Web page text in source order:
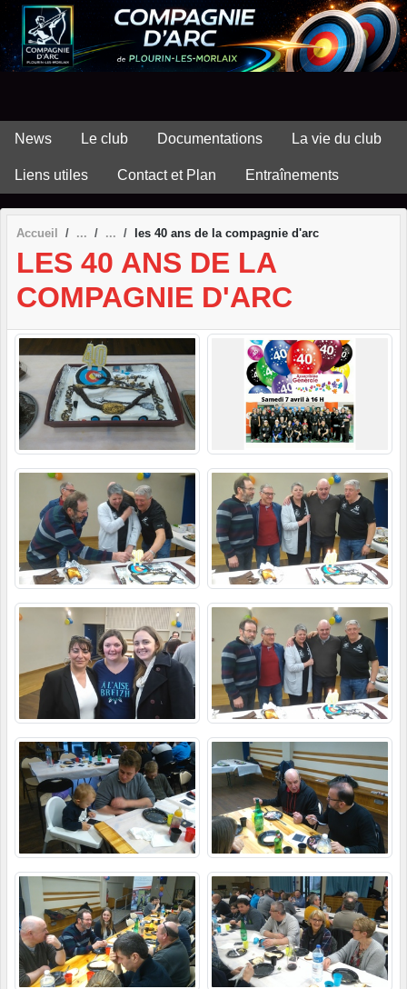
News Le club Documentations La vie du club
Liens utiles Contact et Plan Entraînements
Accueil les 40 ans de la compagnie d'arc
LES 40 ANS DE LA
COMPAGNIE D'ARC
Panneau de gestion des cookies